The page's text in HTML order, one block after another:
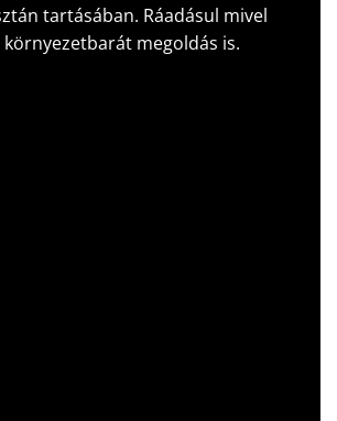
tartásában. Ráadásul mivel
megoldás is.